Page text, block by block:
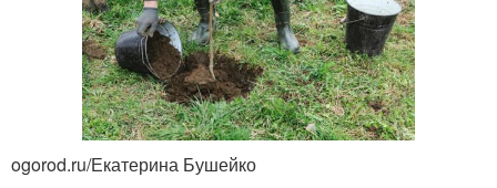
ogorod.ru/Екатерина Бушейко